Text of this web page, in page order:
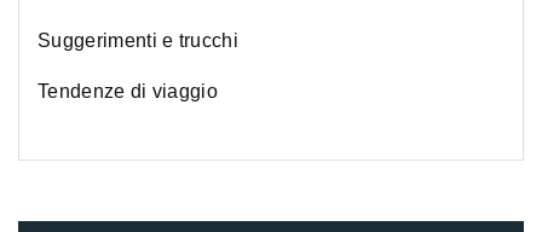
Suggerimenti e trucchi
Tendenze di viaggio